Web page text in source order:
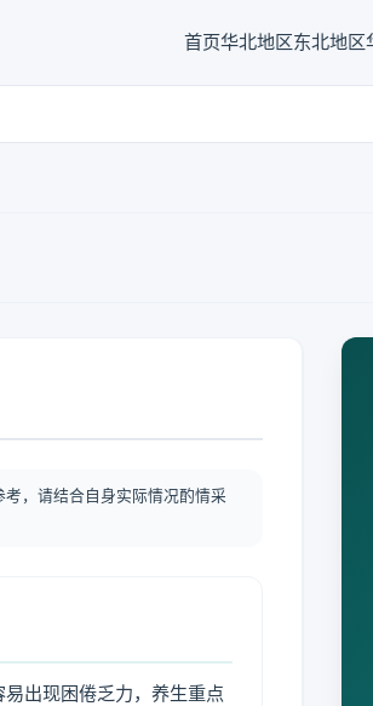
首页华北地区东北地区
，请结合自身实际情况酌情采
出现困倦乏力，养生重点